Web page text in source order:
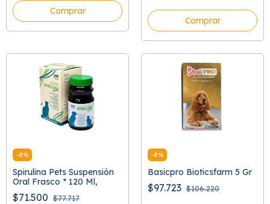
Comprar
Comprar
-8%
Spirulina Pets Suspensión
Oral Frasco * 120 Ml,
$71.500 $77.717
-8%
Basicpro Bioticsfarm 5 Gr
$97.723 $106.220